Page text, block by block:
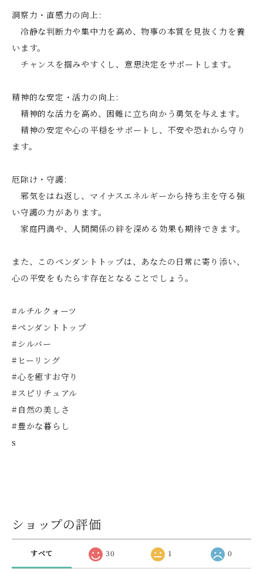
洞察力・直感力の向上:
冷静な判断力や集中力を高め、物事の本質を見抜く力を養
います。
チャンスを掴みやすくし、意思決定をサポートします。
精神的な安定・活力の向上:
精神的な活力を高め、困難に立ち向かう勇気を与えます。
精神の安定や心の平穏をサポートし、不安や恐れから守り
ます。
厄除け・守護:
邪気をはね返し、マイナスエネルギーから持ち主を守る強
い守護の力があります。
家庭円満や、人間関係の絆を深める効果も期待できます。
また、このペンダントトップは、あなたの日常に寄り添い、
心の平安をもたらす存在となることでしょう。
#ルチルクォーツ
#ペンダントトップ
#シルバー
#ヒーリング
#心を癒すお守り
#スピリチュアル
#自然の美しさ
#豊かな暮らし
s
ショップの評価
すべて 30 1 0